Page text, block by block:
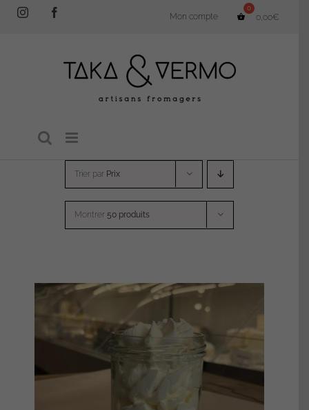
PasserInstagram Mon compte 0,00€
Trier par Prix
Montrer 50 produits